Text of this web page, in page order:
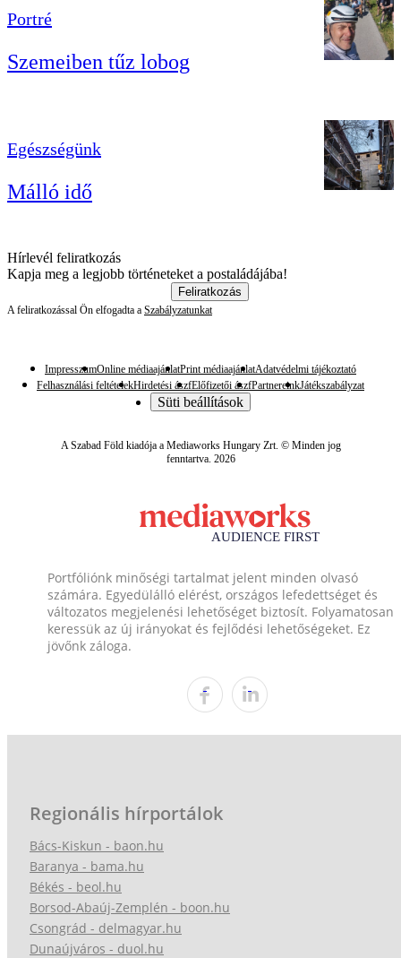
Portré
Szemeiben tűz lobog
Egészségünk
Málló idő
Hírlevél feliratkozás
Kapja meg a legjobb történeteket a postaládájába!
Feliratkozás
A feliratkozással Ön elfogadta a Szabályzatunkat
ImpresszumOnline médiaajánlatPrint médiaajánlatAdatvédelmi tájékoztató
Felhasználási feltételekHirdetési ászfElőfizetői ászfPartnereinkJátékszabályzat
Süti beállítások
A Szabad Föld kiadója a Mediaworks Hungary Zrt. © Minden jog
fenntartva. 2026
Portfóliónk minőségi tartalmat jelent minden olvasó
számára. Egyedülálló elérést, országos lefedettséget és
változatos megjelenési lehetőséget biztosít. Folyamatosan
keressük az új irányokat és fejlődési lehetőségeket. Ez
jövőnk záloga.
Regionális hírportálok
Bács-Kiskun - baon.hu
Baranya - bama.hu
Békés - beol.hu
Borsod-Abaúj-Zemplén - boon.hu
Csongrád - delmagyar.hu
Dunaújváros - duol.hu